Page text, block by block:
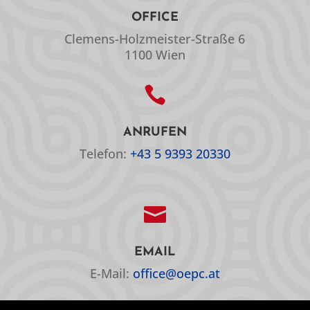
OFFICE
Clemens-Holzmeister-Straße 6
1100 Wien

ANRUFEN
Telefon: +43 5 9393 20330

EMAIL
E-Mail: office@oepc.at